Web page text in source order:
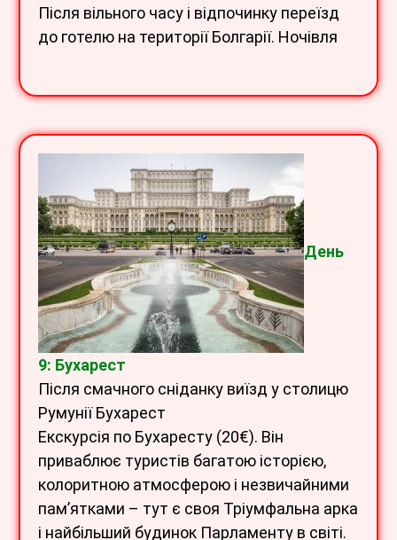
Після вільного часу і відпочинку переїзд
до готелю на території Болгарії. Ночівля
День
9: Бухарест
Після смачного сніданку виїзд у столицю
Румунії Бухарест
Екскурсія по Бухаресту (20€). Він
приваблює туристів багатою історією,
колоритною атмосферою і незвичайними
пам’ятками – тут є своя Тріумфальна арка
і найбільший будинок Парламенту в світі.